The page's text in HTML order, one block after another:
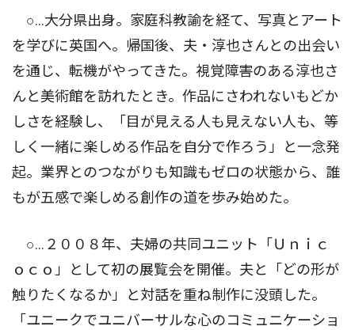
○…大分県出身。家庭科教諭を経て、写真とアート
を学びに英国へ。帰国後、夫・淳也さんとの出会い
を通じ、転機がやってきた。視覚障害のある淳也さ
んと美術館を訪れたとき。作品にさわれないもどか
しさを経験し、「目が見える人も見えない人も、等
しく一緒に楽しめる作品を自分で作ろう」と一念発
起。業界とのつながりも知識もゼロの状態から、誰
もが五感で楽しめる創作の道を歩み始めた。
○…２００８年、夫婦の共同ユニット「Ｕｎｉｃ
ｏｃｏ」として初の展覧会を開催。夫と「どの形が
触りたくなるか」と対話を重ね制作に没頭した。
「ユニークでユニバーサルな心のコミュニケーショ